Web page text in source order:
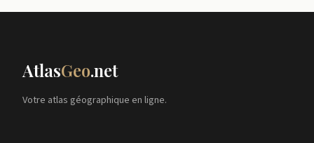
AtlasGeo.net
Votre atlas géographique en ligne.